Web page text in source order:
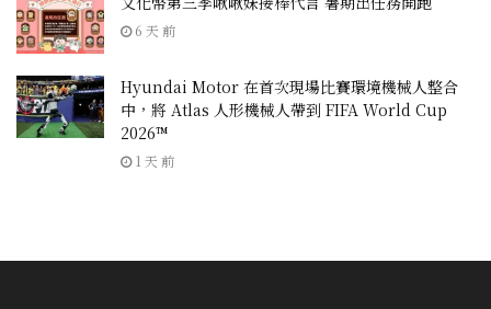
6 天 前
Hyundai Motor 在首次現場比賽環境機械人整合
中，將 Atlas 人形機械人帶到 FIFA World Cup
2026™
1 天 前